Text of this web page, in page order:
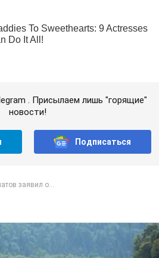
. Присылаем лишь "горящие"
новости!
Подписаться
заявил о...